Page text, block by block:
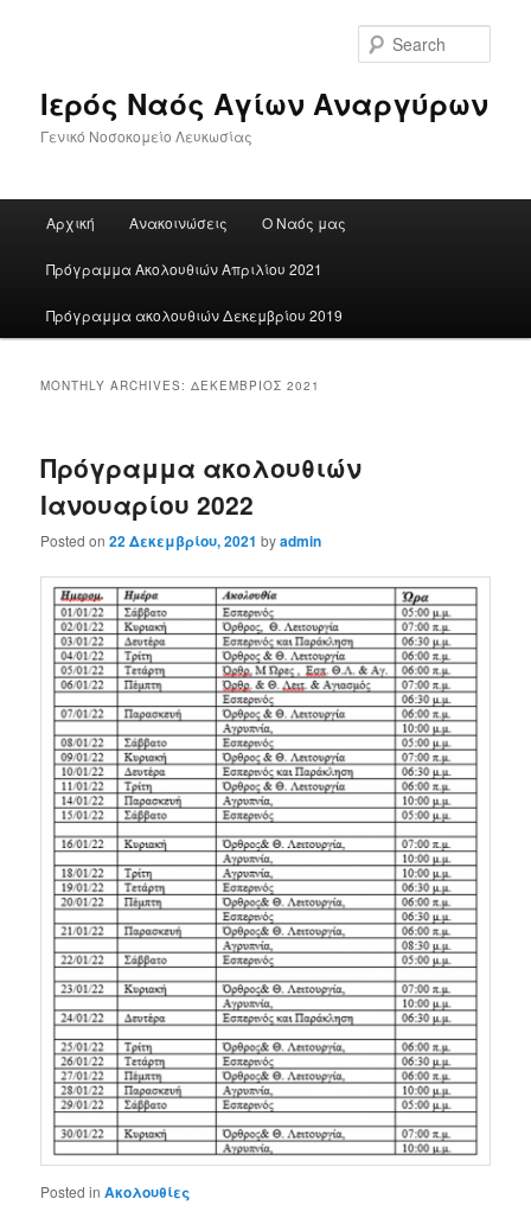
Ιερός Ναός Αγίων Αναργύρων
Γενικό Νοσοκομείο Λευκωσίας
Αρχική Ανακοινώσεις Ο Ναός μας
Πρόγραμμα Ακολουθιών Απριλίου 2021
Πρόγραμμα ακολουθιών Δεκεμβρίου 2019
MONTHLY ARCHIVES:ΔΕΚΈΜΒΡΙΟΣ 2021
Πρόγραμμα ακολουθιών
Ιανουαρίου 2022
Posted on22 Δεκεμβρίου, 2021 byadmin
Posted in Ακολουθίες